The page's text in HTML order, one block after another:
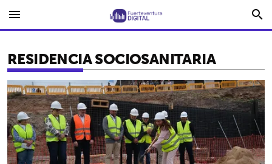
menu search
RESIDENCIA SOCIOSANITARIA